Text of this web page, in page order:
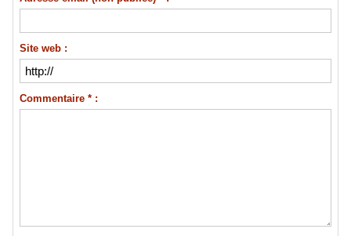
Site web :
Commentaire * :